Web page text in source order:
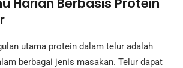
utama protein dalam telur adalah
berbagai jenis masakan. Telur dapat